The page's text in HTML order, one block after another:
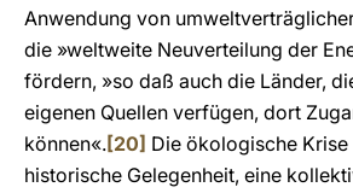
Anwendung von
die »weltweite Neuverteilung der
fördern, »so daß auch die Länder,
eigenen Quellen verfügen, dort
können«.[20] Die ökologische
historische Gelegenheit, eine